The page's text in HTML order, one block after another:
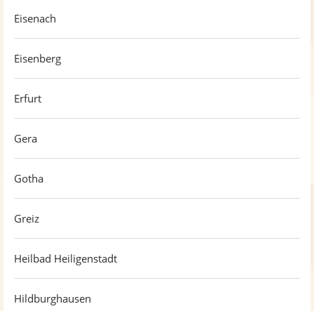
Eisenach
Eisenberg
Erfurt
Gera
Gotha
Greiz
Heilbad Heiligenstadt
Hildburghausen